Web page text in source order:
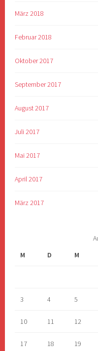
März 2018
Februar 2018
Oktober 2017
September 2017
August 2017
Juli 2017
Mai 2017
April 2017
März 2017
M
D M
3 4 5
10 11 12
17 18 19